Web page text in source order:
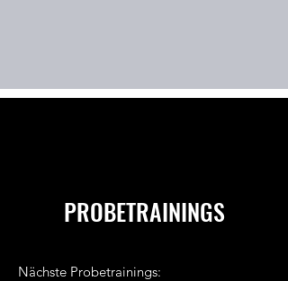
PROBETRAININGS
Nächste Probetrainings: